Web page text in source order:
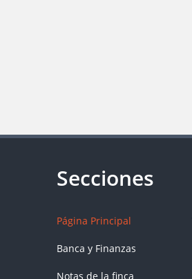
Página Principal
Banca y Finanzas
Notas de la finca